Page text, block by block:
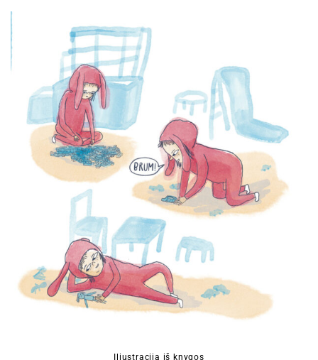
Iliustracija iš knygos